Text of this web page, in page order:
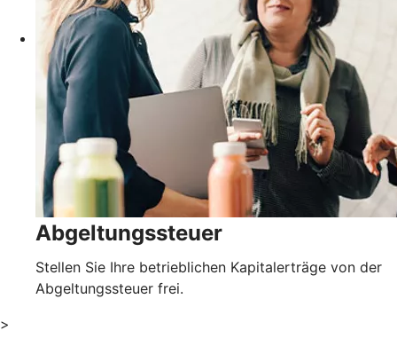
Abgeltungssteuer
Stellen Sie Ihre betrieblichen Kapitalerträge von der
Abgeltungssteuer frei.
>